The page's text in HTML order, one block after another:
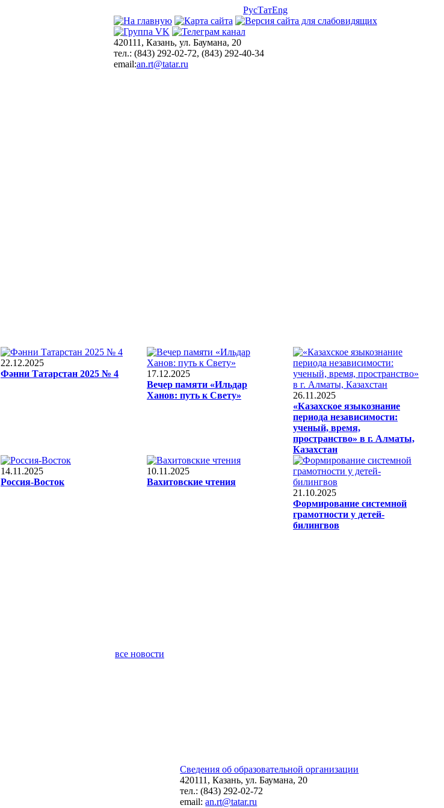
РусТатEng
420111, Казань, ул. Баумана, 20
тел.: (843) 292-02-72, (843) 292-40-34
email:an.rt@tatar.ru
22.12.2025
Фәнни Татарстан 2025 № 4
17.12.2025
Вечер памяти «Ильдар
Ханов: путь к Свету»
26.11.2025
«Казахское языкознание
периода независимости:
ученый, время,
пространство» в г. Алматы,
Казахстан
14.11.2025
Россия-Восток
10.11.2025
Вахитовские чтения
21.10.2025
Формирование системной
грамотности у детей-
билингвов
все новости
Сведения об образовательной организации
420111, Казань, ул. Баумана, 20
тел.: (843) 292-02-72
email:an.rt@tatar.ru